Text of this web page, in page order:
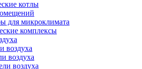
котлы
для микроклимата
комплексы
воздуха
воздуха
воздуха